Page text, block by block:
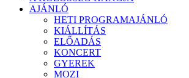
AJÁNLÓ
HETI PROGRAMAJÁNLÓ
KIÁLLÍTÁS
ELŐADÁS
KONCERT
GYEREK
MOZI